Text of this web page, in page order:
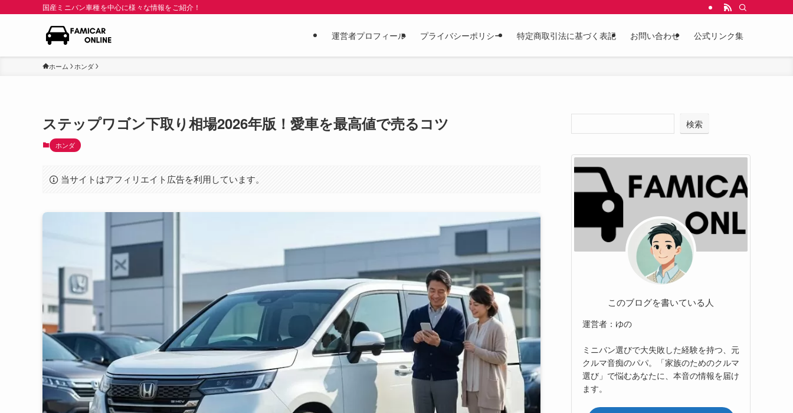
国産ミニバン車種を中心に様々な情報をご紹介！
運営者プロフィール プライバシーポリシー 特定商取引法に基づく表記 お問い合わせ 公式リンク集
ホーム ホンダ
ステップワゴン下取り相場2026年版！愛車を最高値で売るコツ
ホンダ
当サイトはアフィリエイト広告を利用しています。
検索
このブログを書いている人
運営者：ゆの
ミニバン選びで大失敗した経験を持つ、元
クルマ音痴のパパ。「家族のためのクルマ
選び」で悩むあなたに、本音の情報を届け
ます。